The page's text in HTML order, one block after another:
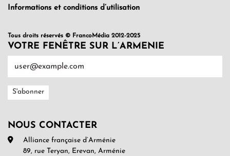
Informations et conditions d’utilisation
Tous droits réservés © FrancoMédia 2012-2025
VOTRE FENÊTRE SUR L’ARMENIE
NOUS CONTACTER
Alliance française d’Arménie
89, rue Teryan, Erevan, Arménie